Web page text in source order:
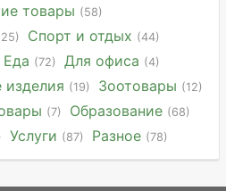
товары (58)
Спорт и отдых (44)
Еда (72) Для офиса (4)
(19) Зоотовары (12)
(7) Образование (68)
Услуги (87) Разное (78)